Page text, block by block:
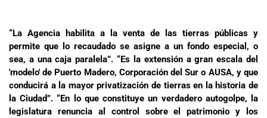
“La Agencia habilita a la venta de las tierras públicas y
permite que lo recaudado se asigne a un fondo especial, o
sea, a una caja paralela”. “Es la extensión a gran escala del
'modelo' de Puerto Madero, Corporación del Sur o AUSA, y que
conducirá a la mayor privatización de tierras en la historia de
la Ciudad”. “En lo que constituye un verdadero autogolpe, la
legislatura renuncia al control sobre el patrimonio y los